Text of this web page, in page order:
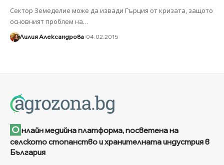
Сектор Земеделие може да извади Гърция от кризата, защото
основният проблем на…
Лилия Александрова 04.02.2015
О нлайн медийна платформа, посветена на
селското стопанство и хранителната индустрия в
България